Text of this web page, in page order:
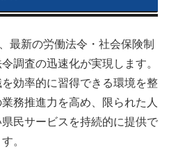
最新の労働法令・社会保険制
調査の迅速化が実現します。
効率的に習得できる環境を整
務推進力を高め、限られた人
民サービスを持続的に提供で
。